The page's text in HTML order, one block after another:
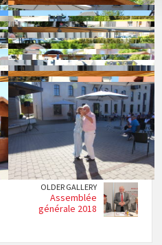
touristiques,Music
OLDER GALLERY
Assemblée
générale 2018